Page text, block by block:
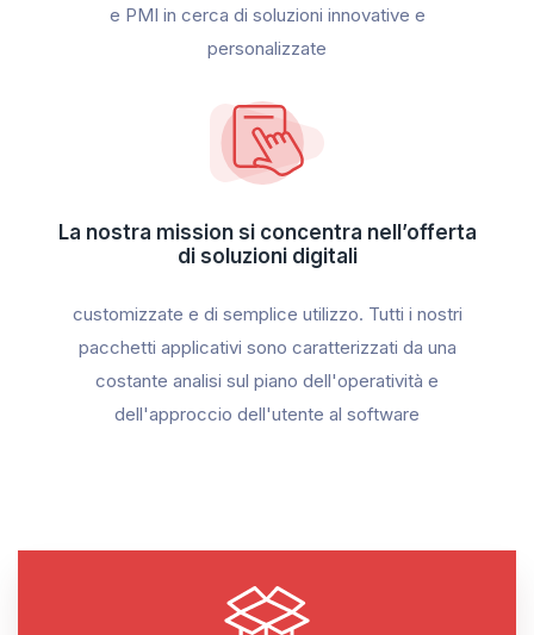
e PMI in cerca di soluzioni innovative e
personalizzate
La nostra mission si concentra nell’offerta
di soluzioni digitali
customizzate e di semplice utilizzo. Tutti i nostri
pacchetti applicativi sono caratterizzati da una
costante analisi sul piano dell'operatività e
dell'approccio dell'utente al software